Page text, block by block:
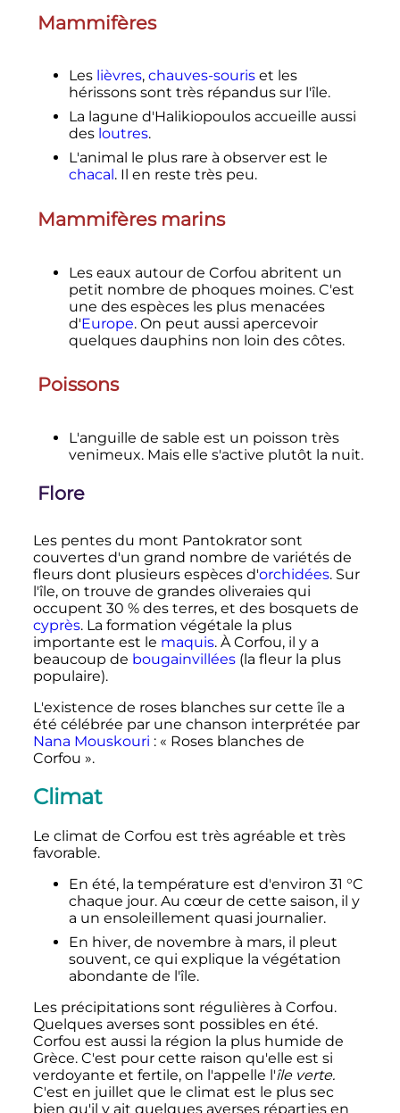
Mammifères
Les lièvres, chauves-souriset les
hérissons sont très répandus sur l'île.
La lagune d'Halikiopoulos accueille aussi
des loutres.
L'animal le plus rare à observer est le
chacal . Il en reste très peu.
Mammifères marins
Les eaux autour de Corfou abritent un
petit nombre de phoques moines. C'est
une des espèces les plus menacées
d'Europe. On peut aussi apercevoir
quelques dauphins non loin des côtes.
Poissons
L'anguille de sable est un poisson très
venimeux. Mais elle s'active plutôt la nuit.
Flore
Les pentes du mont Pantokrator sont
couvertes d'un grand nombre de variétés de
fleurs dont plusieurs espèces d'orchidées. Sur
l'île, on trouve de grandes oliveraies qui
occupent 30 % des terres, et des bosquets de
cyprès. La formation végétale la plus
importante est le maquis. À Corfou, il y a
beaucoup de bougainvillées(la fleur la plus
populaire).
L'existence de roses blanches sur cette île a
été célébrée par une chanson interprétée par
Nana Mouskouri : « Roses blanches de
Corfou ».
Climat
Le climat de Corfou est très agréable et très
favorable.
En été, la température est d'environ 31 °C
chaque jour. Au cœur de cette saison, il y
a un ensoleillement quasi journalier.
En hiver, de novembre à mars, il pleut
souvent, ce qui explique la végétation
abondante de l'île.
Les précipitations sont régulières à Corfou.
Quelques averses sont possibles en été.
Corfou est aussi la région la plus humide de
Grèce. C'est pour cette raison qu'elle est si
verdoyante et fertile, on l'appelle l'île verte.
C'est en juillet que le climat est le plus sec
bien qu'il y ait quelques averses réparties en